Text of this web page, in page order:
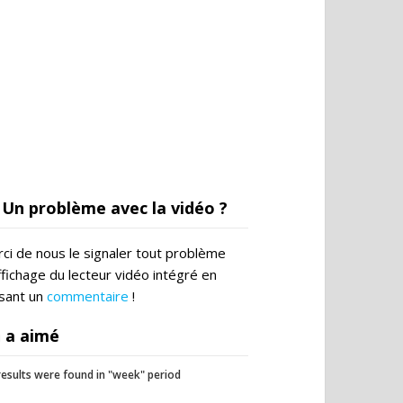
Un problème avec la vidéo ?
de nous le signaler tout problème
du lecteur vidéo intégré en
un commentaire !
a aimé
were found in "week" period